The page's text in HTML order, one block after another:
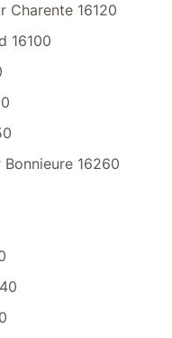
Charente 16120
16100
16260